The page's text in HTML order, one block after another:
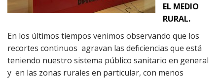
EL MEDIO
RURAL.
En los últimos tiempos venimos observando que los
recortes continuos agravan las deficiencias que está
teniendo nuestro sistema público sanitario en general
y en las zonas rurales en particular, con menos